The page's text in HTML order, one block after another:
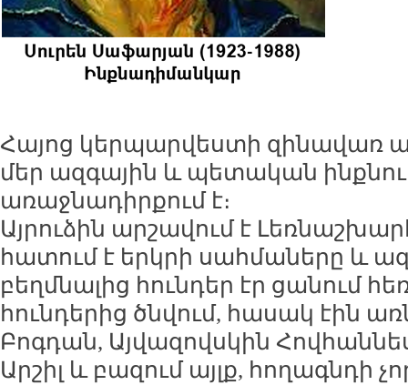
Հայոց կերպարվեստի զինավառ
մեր ազգային և պետական
առաջնադիրքում է։
Այրուձին արշավում է
հատում է երկրի սահմաները և
բեղմնալից հունդեր էր ցանում
հունդերից ծնվում, հասակ էին
Բոգդան, Այվազովսկին
Արշիլ և բազում այլք, հողագնդի